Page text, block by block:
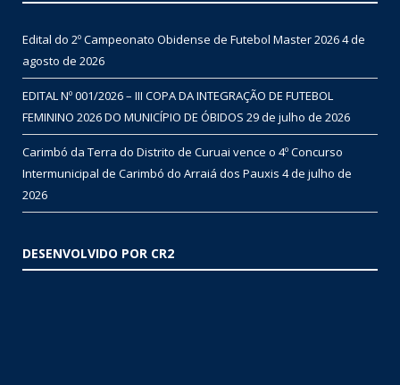
Edital do 2º Campeonato Obidense de Futebol Master 20264 de
agosto de 2026
EDITAL Nº 001/2026 – III COPA DA INTEGRAÇÃO DE FUTEBOL
FEMININO 2026 DO MUNICÍPIO DE ÓBIDOS 29 de julho de 2026
Carimbó da Terra do Distrito de Curuai vence o 4º Concurso
Intermunicipal de Carimbó do Arraiá dos Pauxis 4 de julho de
2026
DESENVOLVIDO POR CR2